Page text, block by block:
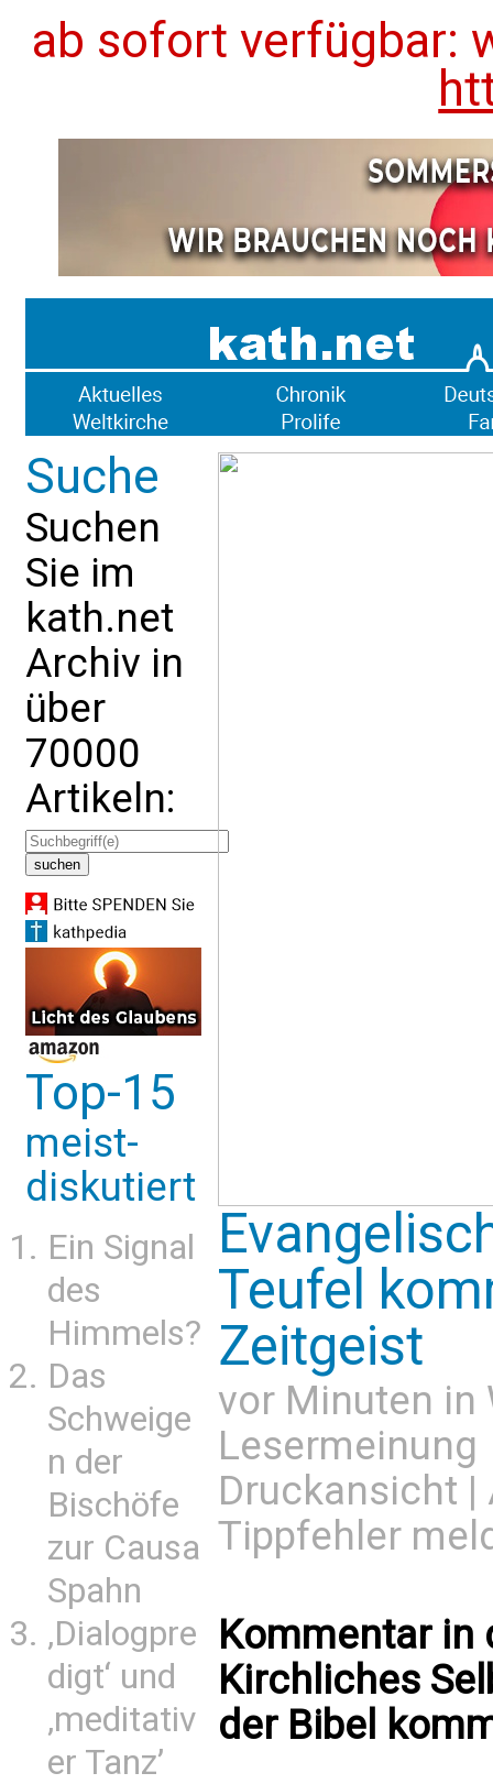
ab sofort verfügbar:
Suche
Suchen
Sie im
kath.net
Archiv in
über
70000
Artikeln:
Top-15
meist-
diskutiert
Ein Signal
des
Himmels?
Das
Schweige
n der
Bischöfe
zur Causa
Spahn
‚Dialogpre
digt‘ und
‚meditativ
er Tanz’
Teufel
Zeitgeist
vor Minuten in
Lesermeinung
Druckansicht |
Tippfehler
Kommentar in
Kirchliches
der Bibel